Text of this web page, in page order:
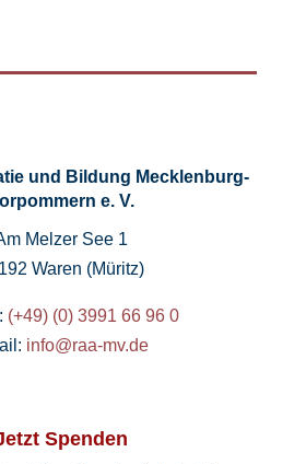
und Bildung Mecklenburg-
e. V.
Melzer See 1
Waren (Müritz)
(+49) (0) 3991 66 96 0
info@raa-mv.de
Spenden